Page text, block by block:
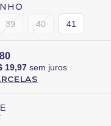
39 40 41
19,97sem juros